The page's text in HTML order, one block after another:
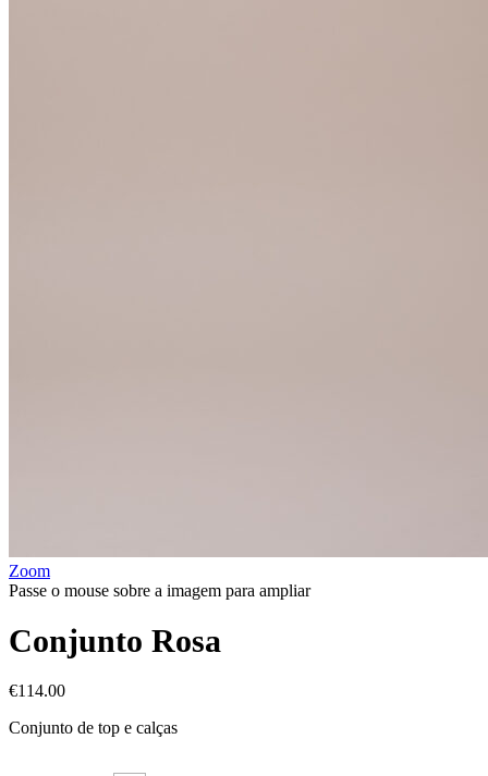
Zoom
Passe o mouse sobre a imagem para ampliar
Conjunto Rosa
€114.00
Conjunto de top e calças